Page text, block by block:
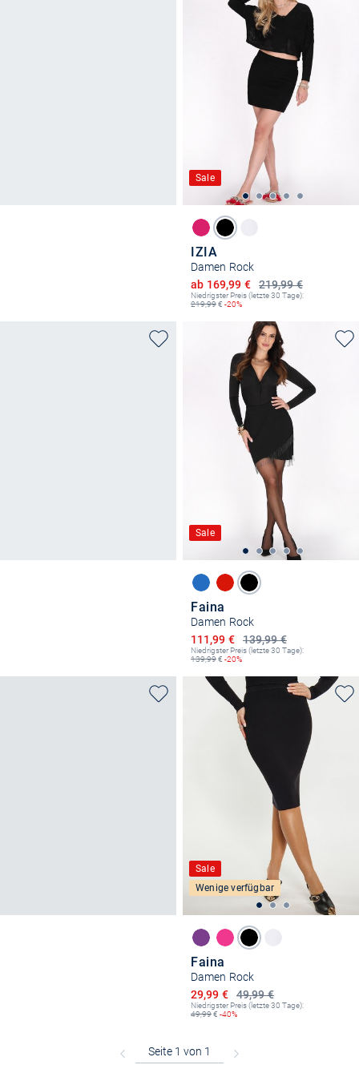
Sale
IZIA
Damen Rock
219,99 €
Ermäßigter Preis
ab 169,99 €
Niedrigster Preis (letzte 30 Tage):
219,99€ -20%
Sale
Faina
Damen Rock
139,99 €
Ermäßigter Preis
111,99 €
Niedrigster Preis (letzte 30 Tage):
139,99€ -20%
Sale
Wenige verfügbar
Faina
Damen Rock
49,99 €
Ermäßigter Preis
29,99 €
Niedrigster Preis (letzte 30 Tage):
49,99€ -40%